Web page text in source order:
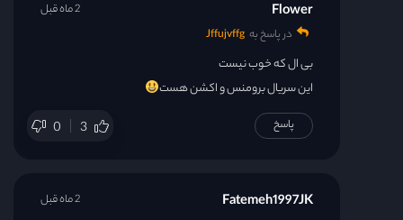
Flower
در پاسخ به Jffujvffg
بی ال که خوب نیست
این سریال برومنس و اکشن هست
0 3
2 ماه قبل
پاسخ
Fatemeh1997JK 2 ماه قبل